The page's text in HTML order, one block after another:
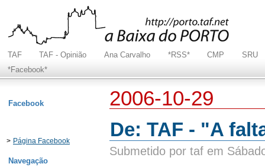
TAF TAF - Opinião Ana Carvalho *RSS* CMP
SRU
*Facebook*
2006-10-29
De: TAF - "A
Submetido por taf em
Facebook
> Página Facebook
Navegação